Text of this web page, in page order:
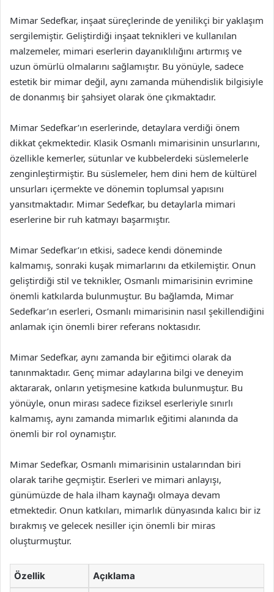
Mimar Sedefkar, inşaat süreçlerinde de yenilikçi bir yaklaşım
sergilemiştir. Geliştirdiği inşaat teknikleri ve kullanılan
malzemeler, mimari eserlerin dayanıklılığını artırmış ve
uzun ömürlü olmalarını sağlamıştır. Bu yönüyle, sadece
estetik bir mimar değil, aynı zamanda mühendislik bilgisiyle
de donanmış bir şahsiyet olarak öne çıkmaktadır.
Mimar Sedefkar’ın eserlerinde, detaylara verdiği önem
dikkat çekmektedir. Klasik Osmanlı mimarisinin unsurlarını,
özellikle kemerler, sütunlar ve kubbelerdeki süslemelerle
zenginleştirmiştir. Bu süslemeler, hem dini hem de kültürel
unsurları içermekte ve dönemin toplumsal yapısını
yansıtmaktadır. Mimar Sedefkar, bu detaylarla mimari
eserlerine bir ruh katmayı başarmıştır.
Mimar Sedefkar’ın etkisi, sadece kendi döneminde
kalmamış, sonraki kuşak mimarlarını da etkilemiştir. Onun
geliştirdiği stil ve teknikler, Osmanlı mimarisinin evrimine
önemli katkılarda bulunmuştur. Bu bağlamda, Mimar
Sedefkar’ın eserleri, Osmanlı mimarisinin nasıl şekillendiğini
anlamak için önemli birer referans noktasıdır.
Mimar Sedefkar, aynı zamanda bir eğitimci olarak da
tanınmaktadır. Genç mimar adaylarına bilgi ve deneyim
aktararak, onların yetişmesine katkıda bulunmuştur. Bu
yönüyle, onun mirası sadece fiziksel eserleriyle sınırlı
kalmamış, aynı zamanda mimarlık eğitimi alanında da
önemli bir rol oynamıştır.
Mimar Sedefkar, Osmanlı mimarisinin ustalarından biri
olarak tarihe geçmiştir. Eserleri ve mimari anlayışı,
günümüzde de hala ilham kaynağı olmaya devam
etmektedir. Onun katkıları, mimarlık dünyasında kalıcı bir iz
bırakmış ve gelecek nesiller için önemli bir miras
oluşturmuştur.
Özellik Açıklama